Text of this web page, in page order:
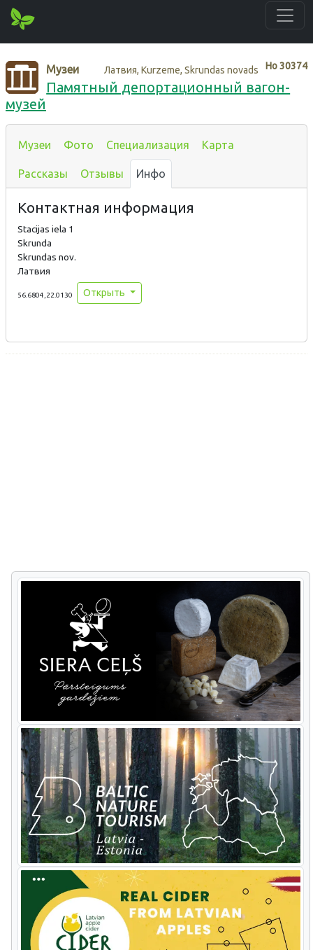
Нo30374
Музеи Латвия, Kurzeme, Skrundas novads
Памятный депортационный вагон-
музей
Музеи Фото Специализация Карта
Рассказы Отзывы Инфо
Контактная информация
Stacijas iela 1
Skrunda
Skrundas nov.
Латвия
56.6804,22.0130 Открыть